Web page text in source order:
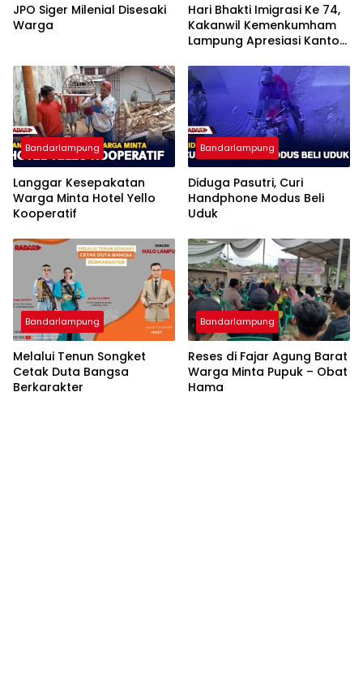
JPO Siger Milenial Disesaki
Warga
Hari Bhakti Imigrasi Ke 74,
Kakanwil Kemenkumham
Lampung Apresiasi Kantor
Bandarlampung
Langgar Kesepakatan
Warga Minta Hotel Yello
Kooperatif
Bandarlampung
Diduga Pasutri, Curi
Handphone Modus Beli
Uduk
Bandarlampung
Melalui Tenun Songket
Cetak Duta Bangsa
Berkarakter
Bandarlampung
Reses di Fajar Agung Barat
Warga Minta Pupuk – Obat
Hama